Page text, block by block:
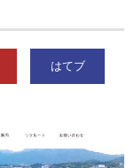
はてブ